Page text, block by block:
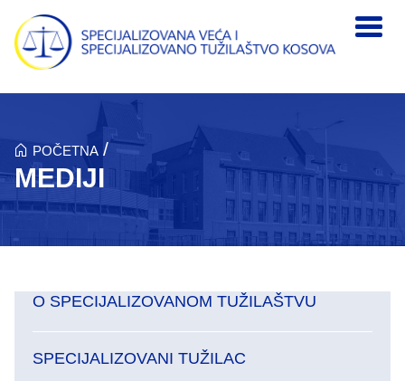
Skip to main content
POČETNA /
MEDIJI
O SPECIJALIZOVANOM TUŽILAŠTVU
SPECIJALIZOVANI TUŽILAC